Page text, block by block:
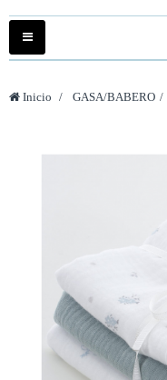
Navegación
Toggle
Inicio > GASA/BABERO >